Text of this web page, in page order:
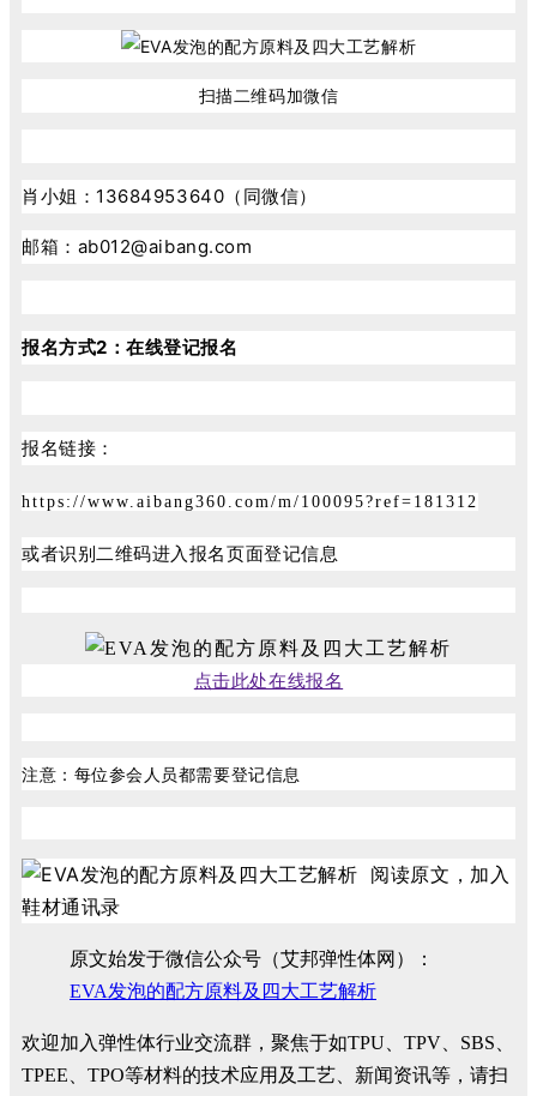
扫描二维码加微信
肖小姐：13684953640（同微信）
邮箱：ab012@aibang.com
报名方式2：在线登记报名
报名链接：
https://www.aibang360.com/m/100095?ref=181312
或者识别二维码进入报名页面登记信息
点击此处在线报名
注意：每位参会人员都需要登记信息
阅读原文，加入
鞋材通讯录
原文始发于微信公众号（艾邦弹性体网）：
EVA发泡的配方原料及四大工艺解析
欢迎加入弹性体行业交流群，聚焦于如TPU、TPV、SBS、
TPEE、TPO等材料的技术应用及工艺、新闻资讯等，请扫